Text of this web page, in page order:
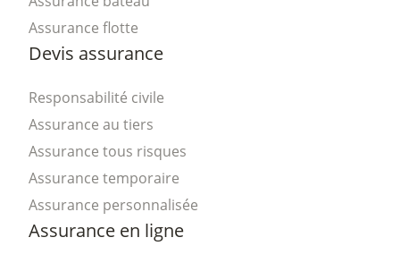
Assurance flotte
Devis assurance
Responsabilité civile
Assurance au tiers
Assurance tous risques
Assurance temporaire
Assurance personnalisée
Assurance en ligne